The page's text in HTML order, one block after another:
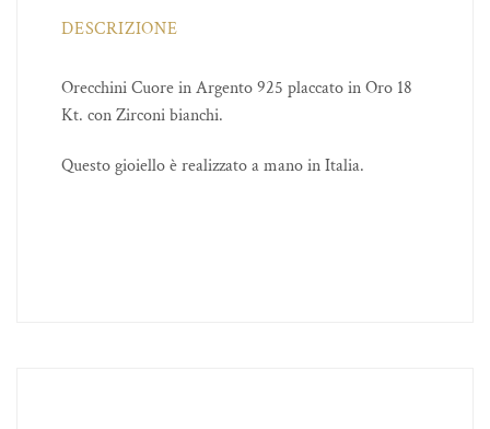
DESCRIZIONE
Orecchini Cuore in Argento 925 placcato in Oro 18
Kt. con Zirconi bianchi.
Questo gioiello è realizzato a mano in Italia.